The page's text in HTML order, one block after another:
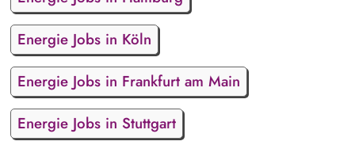
Energie Jobs in Köln
Energie Jobs in Frankfurt am Main
Energie Jobs in Stuttgart